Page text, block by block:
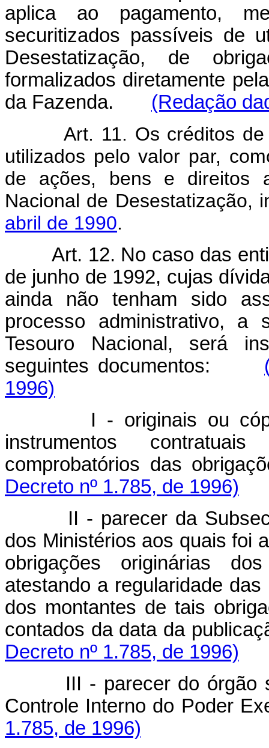
aplica ao pagamento,
securitizados passíveis de
Desestatização, de
formalizados diretamente
da Fazenda. (Redação
Art. 11. Os créditos
utilizados pelo valor par,
de ações, bens e direitos
Nacional de Desestatização,
abril de 1990.
Art. 12. No caso das
de junho de 1992, cujas
ainda não tenham sido
processo administrativo, a
Tesouro Nacional, será
seguintes documentos:
1996)
I - originais ou
instrumentos
comprobatórios das
Decreto nº 1.785, de 1996)
II - parecer da
dos Ministérios aos quais foi
obrigações originárias
atestando a regularidade
dos montantes de tais
contados da data da
Decreto nº 1.785, de 1996)
III - parecer do órgão
Controle Interno do Poder
1.785, de 1996)